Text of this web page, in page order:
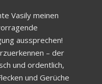
Vasily meinen
aussprechen!
– der
und ordentlich,
und Gerüche